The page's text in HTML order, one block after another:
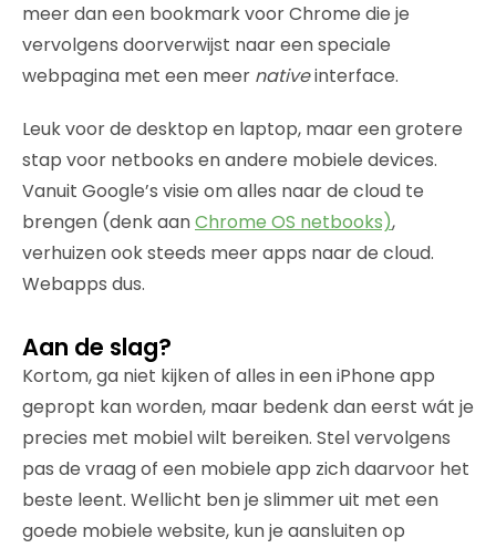
meer dan een bookmark voor Chrome die je
vervolgens doorverwijst naar een speciale
webpagina met een meer nativeinterface.
Leuk voor de desktop en laptop, maar een grotere
stap voor netbooks en andere mobiele devices.
Vanuit Google’s visie om alles naar de cloud te
brengen (denk aanChrome OS netbooks),
verhuizen ook steeds meer apps naar de cloud.
Webapps dus.
Aan de slag?
Kortom, ga niet kijken of alles in een iPhone app
gepropt kan worden, maar bedenk dan eerst wát je
precies met mobiel wilt bereiken. Stel vervolgens
pas de vraag of een mobiele app zich daarvoor het
beste leent. Wellicht ben je slimmer uit met een
goede mobiele website, kun je aansluiten op